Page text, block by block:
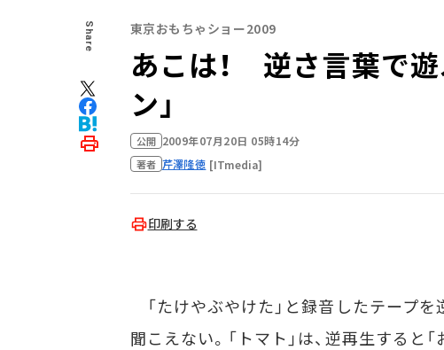
Share 東京おもちゃショー2009
あこは！ 逆さ言葉で
ン」
公開 2009年07月20日 05時14分
著者 芹澤隆徳 [ITmedia]
印刷する
「たけやぶやけた」と録音したテープを
聞こえない。「トマト」は、逆再生すると